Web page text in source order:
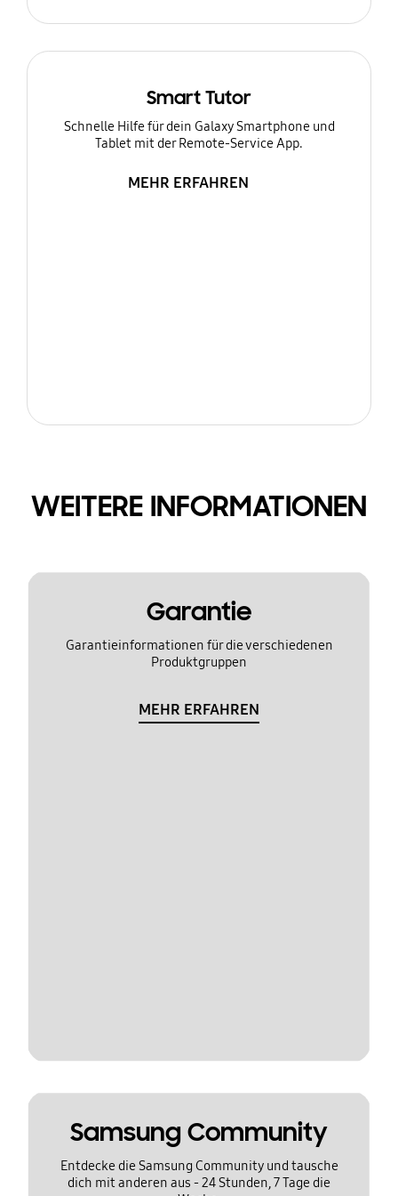
Smart Tutor
Schnelle Hilfe für dein Galaxy Smartphone und
Tablet mit der Remote-Service App.
MEHR ERFAHREN
WEITERE INFORMATIONEN
Garantie
Garantieinformationen für die verschiedenen
Produktgruppen
MEHR ERFAHREN
Samsung Community
Entdecke die Samsung Community und tausche
dich mit anderen aus - 24 Stunden, 7 Tage die